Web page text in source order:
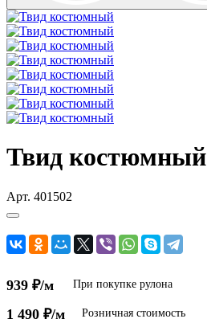
Твид костюмный
Арт. 401502
939 ₽/м При покупке рулона
1 490 ₽/м Розничная стоимость